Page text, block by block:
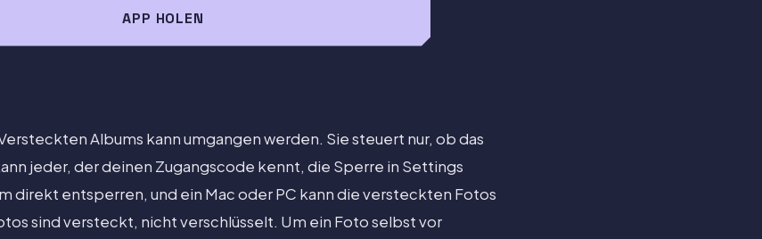
APP HOLEN
Albums kann umgangen werden. Sie steuert nur, ob das
jeder, der deinen Zugangscode kennt, die Sperre in Settings
direkt entsperren, und ein Mac oder PC kann die versteckten Fotos
sind versteckt, nicht verschlüsselt. Um ein Foto selbst vor